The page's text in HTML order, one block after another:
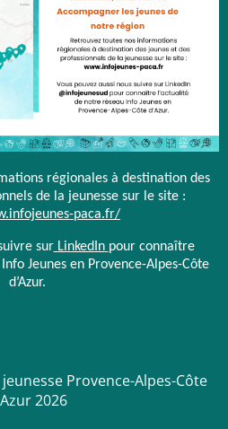
régionales à destination des
de la jeunesse sur le site :
paca.fr/
surLinkedIn pour connaître
Jeunes en Provence-Alpes-Côte
d’Azur.
Provence-Alpes-Côte
2026